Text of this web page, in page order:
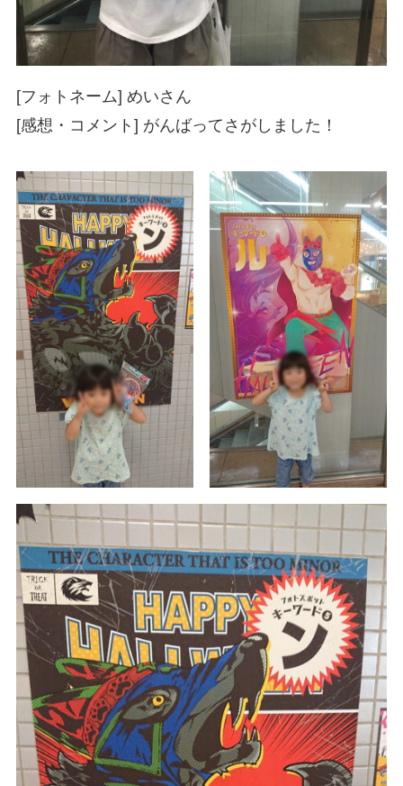
[フォトネーム] めいさん
[感想・コメント] がんばってさがしました！